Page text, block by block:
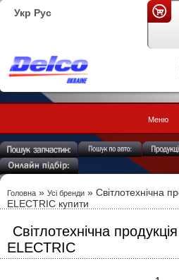
Укр Рус
Меню
Головна » Усі бренди » Світлотехнічна
ELECTRIC купити
Світлотехнічна
ELECTRIC